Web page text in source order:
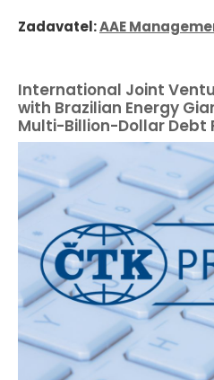
Zadavatel:AAE
International Joint
with Brazilian Energy
Multi-Billion-Dollar Debt